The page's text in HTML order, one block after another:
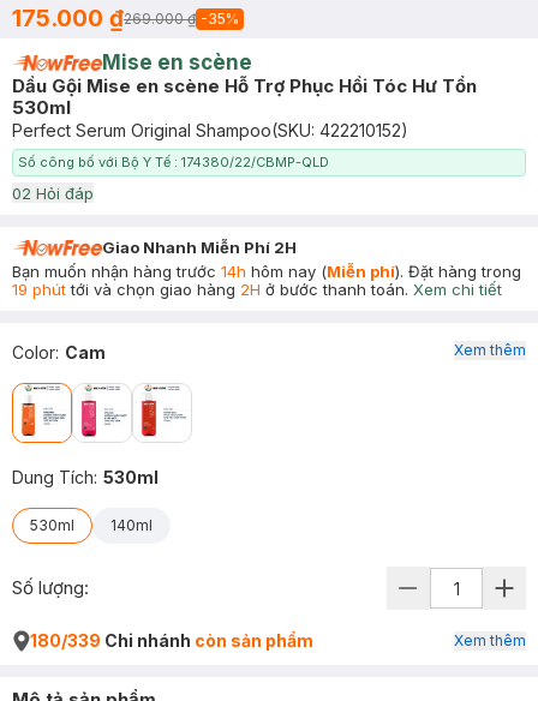
175.000 ₫269.000 ₫ -35%
Mise en scène
Dầu Gội Mise en scène Hỗ Trợ Phục Hồi Tóc Hư Tổn
530ml
Perfect Serum Original Shampoo(SKU: 422210152)
Số công bố với Bộ Y Tế : 174380/22/CBMP-QLD
02 Hỏi đáp
Giao Nhanh Miễn Phí 2H
Bạn muốn nhận hàng trước 14h hôm nay (Miễn phí). Đặt hàng trong
19 phúttới và chọn giao hàng 2H ở bước thanh toán. Xem chi tiết
Color: Cam
Dung Tích: 530ml
530ml 140ml
Xem thêm
Số lượng:
180/339 Chi nhánh còn sản phẩm Xem thêm